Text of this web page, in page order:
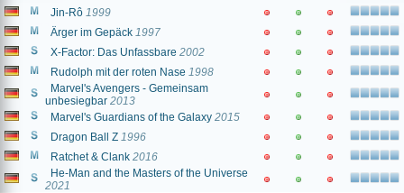
Jin-Rô 1999
Ärger im Gepäck 1997
X-Factor: Das Unfassbare 2002
Rudolph mit der roten Nase 1998
Marvel's Avengers - Gemeinsam
unbesiegbar 2013
Marvel's Guardians of the Galaxy 2015
Dragon Ball Z 1996
Ratchet & Clank 2016
He-Man and the Masters of the Universe
2021